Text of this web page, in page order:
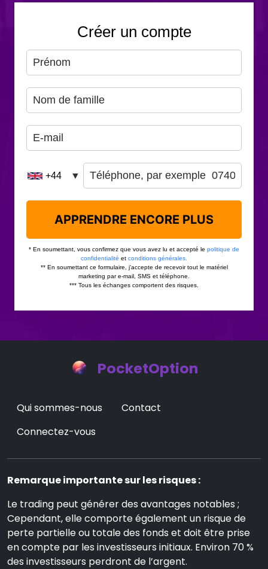
PocketOption
Qui sommes-nous
Contact
Connectez-vous
Remarque importante sur les risques :
Le trading peut générer des avantages notables ;
Cependant, elle comporte également un risque de
perte partielle ou totale des fonds et doit être prise
en compte par les investisseurs initiaux. Environ 70 %
des investisseurs perdront de l’argent.